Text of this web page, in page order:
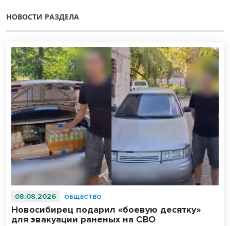
НОВОСТИ РАЗДЕЛА
08.08.2026 ОБЩЕСТВО
Новосибирец подарил «боевую десятку»
для эвакуации раненых на СВО